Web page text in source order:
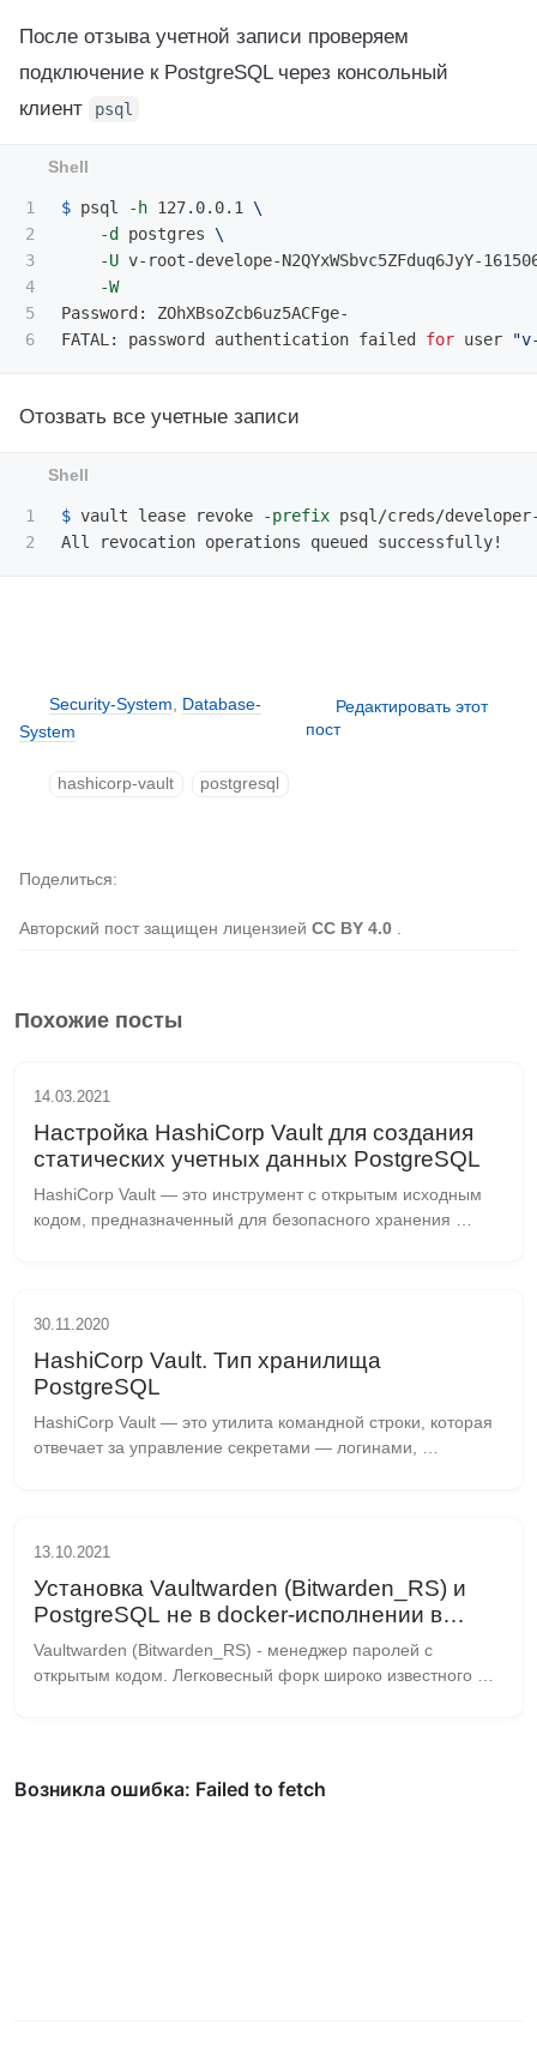
После отзыва учетной записи проверяем
подключение к PostgreSQL через консольный
клиент
psql
1
2
3
4
5
$ psql -h 127.0.0.1 \
-d
postgres \
-U v-root-develope-N2QYxWSbvc5ZFduq6JyY-
-W
Password: ZOhXBsoZcb6uz5ACFge-
FATAL: password authentication failed for user
Отозвать все учетные записи
1
$ vault lease revoke -prefix psql/creds/
Security-System, Database-
System
Редактировать этот
пост
hashicorp-vault postgresql
Авторский пост защищен лицензией CC BY 4.0 .
Поделиться
Похожие посты
14.03.2021
Настройка HashiCorp Vault для создания
статических учетных данных PostgreSQL
HashiСorp Vault — это инструмент с открытым исходным
кодом, предназначенный для безопасного хранения
30.11.2020
HashiCorp Vault. Тип хранилища
PostgreSQL
HashiCorp Vault — это утилита командной строки, которая
отвечает за управление секретами — логинами,
13.10.2021
Установка Vaultwarden (Bitwarden_RS) и
PostgreSQL не в docker-исполнении в
Centos 8 / Rocky Linux
Vaultwarden (Bitwarden_RS) - менеджер паролей с
открытым кодом. Легковесный форк широко известного